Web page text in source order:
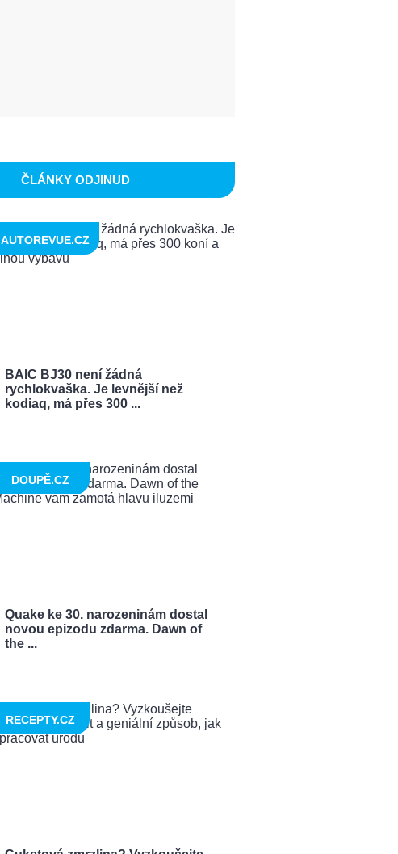
ČLÁNKY ODJINUD
BAIC BJ30 není žádná
rychlokvaška. Je levnější než
kodiaq, má přes 300 ...
AUTOREVUE.CZ
Quake ke 30. narozeninám dostal
novou epizodu zdarma. Dawn of
the ...
DOUPĚ.CZ
RECEPTY.CZ